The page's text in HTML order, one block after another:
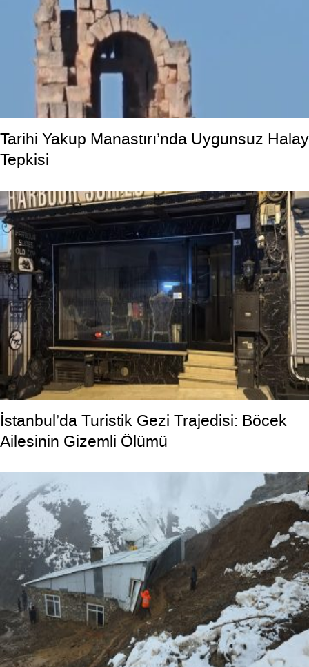
Tarihi Yakup Manastırı’nda Uygunsuz Halay
Tepkisi
İstanbul’da Turistik Gezi Trajedisi: Böcek
Ailesinin Gizemli Ölümü